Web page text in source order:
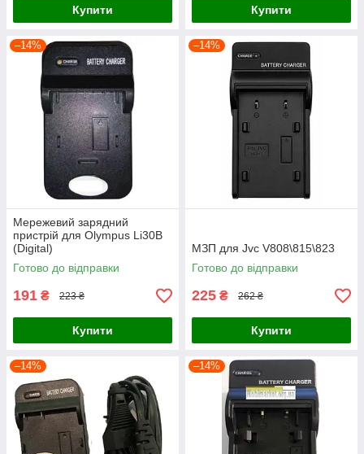
Купити Купити
–14%
Мережевий зарядний
пристрій для Olympus Li30B
(Digital)
Готово до відправки
191 ₴ 223 ₴
Купити
–14%
МЗП для Jvc V808\815\823
Готово до відправки
225 ₴ 262 ₴
Купити
–14% –14%